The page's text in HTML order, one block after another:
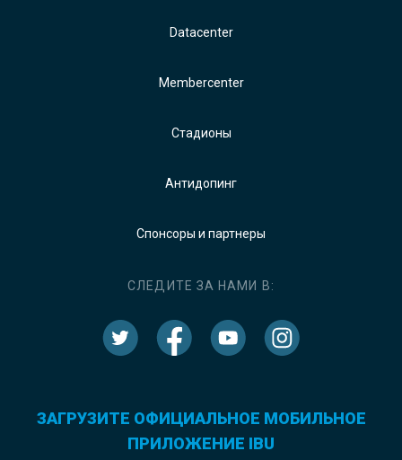
Datacenter
Membercenter
Стадионы
Антидопинг
Спонсоры и партнеры
СЛЕДИТЕ ЗА НАМИ В:
ЗАГРУЗИТЕ ОФИЦИАЛЬНОЕ МОБИЛЬНОЕ
ПРИЛОЖЕНИЕ IBU